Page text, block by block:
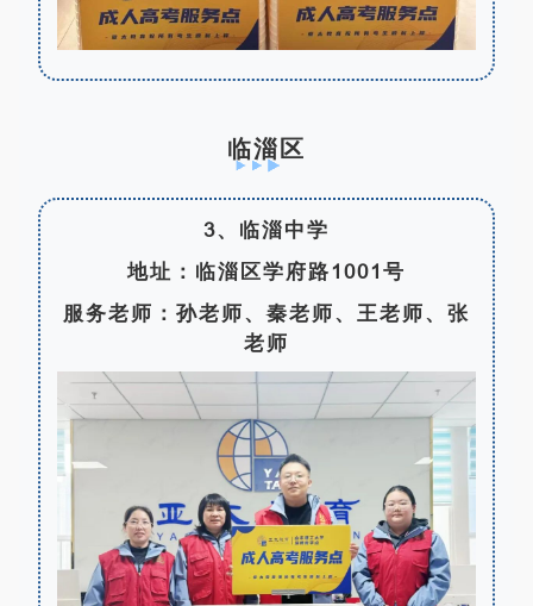
临淄区
3、临淄中学
地址：临淄区学府路1001号
服务老师：孙老师、秦老师、王老师、张
老师